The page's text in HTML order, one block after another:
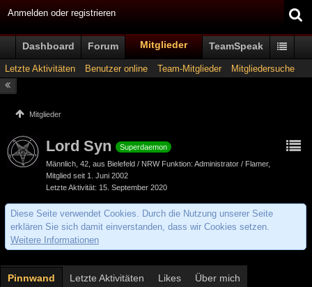
Anmelden oder registrieren
Dashboard Forum Mitglieder TeamSpeak
Letzte Aktivitäten Benutzer online Team-Mitglieder Mitgliedersuche
Mitglieder
Lord Syn
Superdaemon
Männlich 42 aus Bielefeld / NRW Funktion: Administrator / Flamer
Mitglied seit 1. Juni 2002
Letzte Aktivität 15. September 2020
Diese Seite verwendet Cookies. Durch die Nutzung unserer Seite
erklären Sie sich damit einverstanden, dass wir Cookies setzen.
Weitere Informationen
Pinnwand Letzte Aktivitäten Likes Über mich